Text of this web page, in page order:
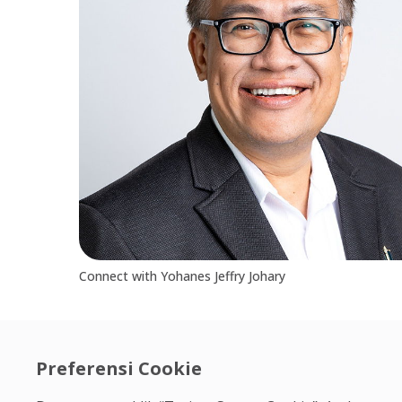
Preferensi Cookie
Connect with Yohanes Jeffry Johary